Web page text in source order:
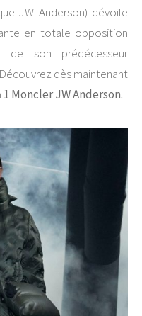
JW Anderson) dévoile
en totale opposition
de son prédécesseur
dès maintenant
1 Moncler JW Anderson.